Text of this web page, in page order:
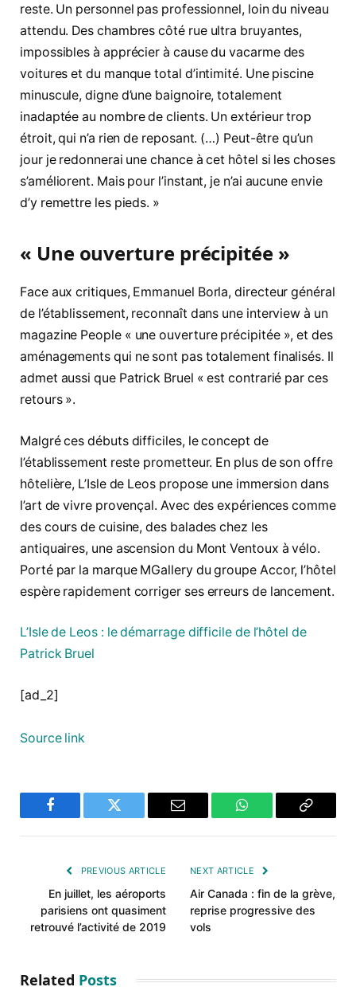
reste. Un personnel pas professionnel, loin du niveau
attendu. Des chambres côté rue ultra bruyantes,
impossibles à apprécier à cause du vacarme des
voitures et du manque total d’intimité. Une piscine
minuscule, digne d’une baignoire, totalement
inadaptée au nombre de clients. Un extérieur trop
étroit, qui n’a rien de reposant. (…) Peut-être qu’un
jour je redonnerai une chance à cet hôtel si les choses
s’améliorent. Mais pour l’instant, je n’ai aucune envie
d’y remettre les pieds. »
« Une ouverture précipitée »
Face aux critiques, Emmanuel Borla, directeur général
de l’établissement, reconnaît dans une interview à un
magazine People « une ouverture précipitée », et des
aménagements qui ne sont pas totalement finalisés. Il
admet aussi que Patrick Bruel « est contrarié par ces
retours ».
Malgré ces débuts difficiles, le concept de
l’établissement reste prometteur. En plus de son offre
hôtelière, L’Isle de Leos propose une immersion dans
l’art de vivre provençal. Avec des expériences comme
des cours de cuisine, des balades chez les
antiquaires, une ascension du Mont Ventoux à vélo.
Porté par la marque MGallery du groupe Accor, l’hôtel
espère rapidement corriger ses erreurs de lancement.
L’Isle de Leos : le démarrage difficile de l’hôtel de
Patrick Bruel
[ad_2]
Source link
Facebook Twitter Email WhatsAppCopy
PREVIOUS ARTICLE
En juillet, les aéroports
parisiens ont quasiment
retrouvé l’activité de 2019
NEXT ARTICLE
Air Canada : fin de la grève,
reprise progressive des
vols
Related Posts